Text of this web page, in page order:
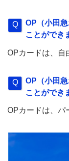
OP（小田
ことができ
OPカードは、自
OP（小田
ことができ
OPカードは、パ